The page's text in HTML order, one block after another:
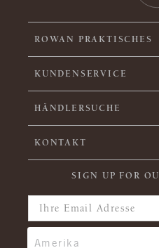
ROWAN PRAKTISCHES
KUNDENSERVICE
HÄNDLERSUCHE
KONTAKT
SIGN UP FOR